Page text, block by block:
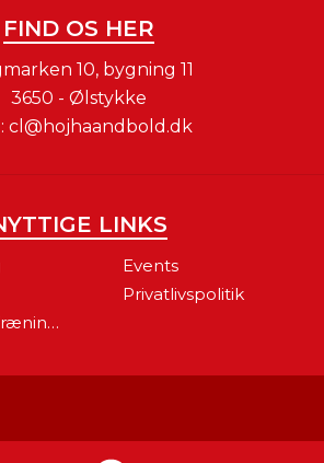
FIND OS HER
10, bygning 11
3650 - Ølstykke
cl@hojhaandbold.dk
LINKS
Events
Privatlivspolitik
Materiale Og Træningsudstyr